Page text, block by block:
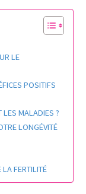
LE
POSITIFS
LES MALADIES ?
LONGÉVITÉ
LA FERTILITÉ